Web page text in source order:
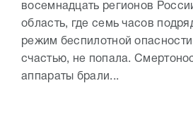
восемнадцать регионов
область, где семь часов
режим беспилотной
счастью, не попала.
аппараты брали...